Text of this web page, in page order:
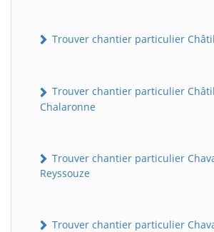
Trouver chantier particulier
Trouver chantier particulier
Chalaronne
Trouver chantier particulier
Reyssouze
Trouver chantier particulier